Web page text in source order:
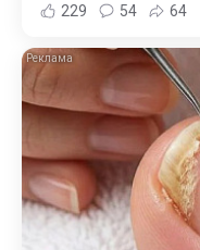
229 54 64